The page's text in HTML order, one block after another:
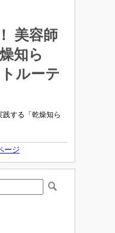
美容師
知ら
ルーテ
する「乾燥知ら
ージ